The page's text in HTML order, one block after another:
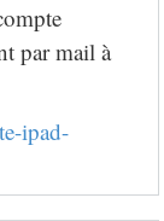
par mail à
ipad-